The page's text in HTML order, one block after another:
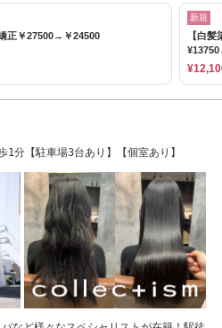
正￥27500→￥24500
新規
【白
1分【駐車場3台あり】【個室あり】